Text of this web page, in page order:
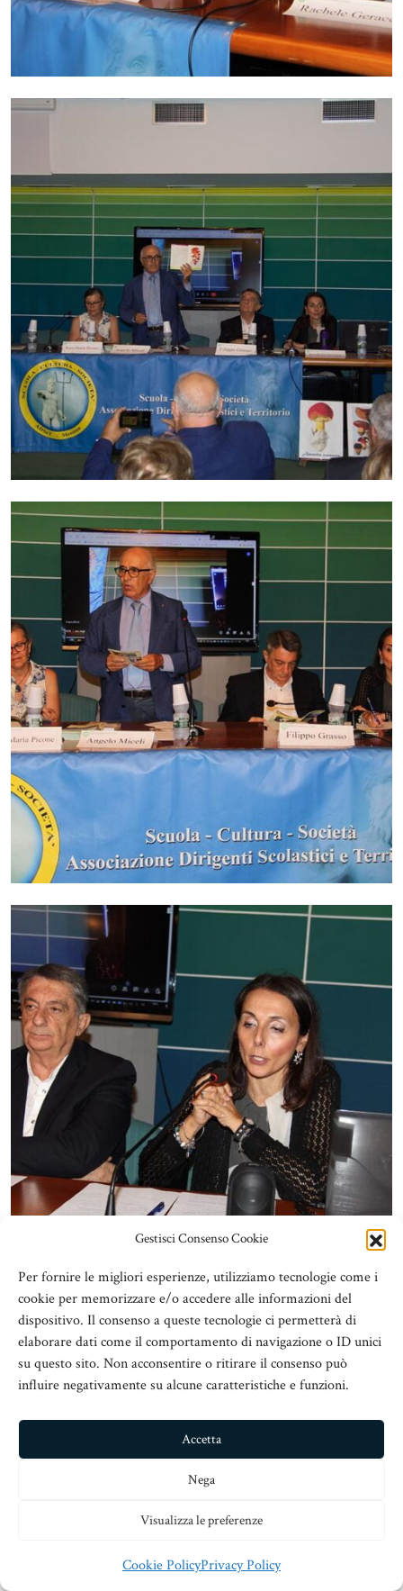
Gestisci Consenso Cookie
Per fornire le migliori esperienze, utilizziamo tecnologie come i
cookie per memorizzare e/o accedere alle informazioni del
dispositivo. Il consenso a queste tecnologie ci permetterà di
elaborare dati come il comportamento di navigazione o ID unici
su questo sito. Non acconsentire o ritirare il consenso può
influire negativamente su alcune caratteristiche e funzioni.
Accetta
Nega
Visualizza le preferenze
Cookie PolicyPrivacy Policy